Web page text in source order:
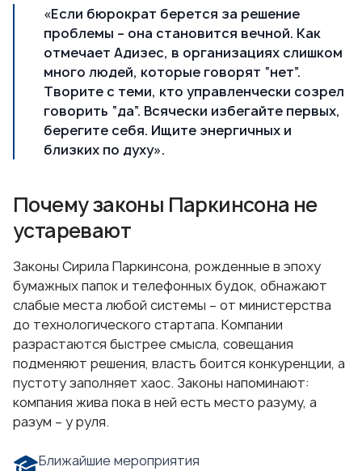
«Если бюрократ берется за решение
проблемы – она становится вечной. Как
отмечает Адизес, в организациях слишком
много людей, которые говорят “нет”.
Творите с теми, кто управленчески созрел
говорить “да”. Всячески избегайте первых,
берегите себя. Ищите энергичных и
близких по духу».
Почему законы Паркинсона не
устаревают
Законы Сирила Паркинсона, рожденные в эпоху
бумажных папок и телефонных будок, обнажают
слабые места любой системы – от министерства
до технологического стартапа. Компании
разрастаются быстрее смысла, совещания
подменяют решения, власть боится конкуренции, а
пустоту заполняет хаос. Законы напоминают:
компания жива пока в ней есть место разуму, а
разум – у руля.
Ближайшие мероприятия